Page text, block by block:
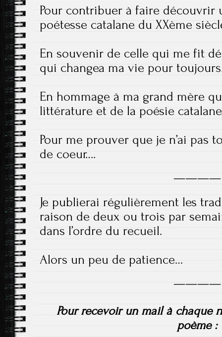
Pour contribuer à faire découvrir
poétesse catalane du XXème
En souvenir de celle qui me fit
qui changea ma vie pour
En hommage à ma grand mère
littérature et de la poésie
Pour me prouver que je n’ai pas
de coeur….
————
Je publierai régulièrement les
raison de deux ou trois par
dans l’ordre du recueil.
Alors un peu de patience…
————
Pour recevoir un mail à chaque
poème :